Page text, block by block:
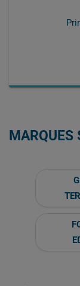
MARQUES